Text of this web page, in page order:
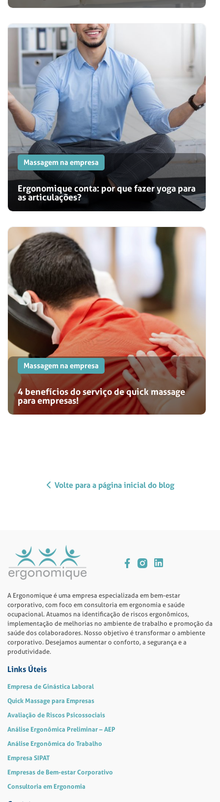
Massagem na empresa
Ergonomique conta: por que fazer yoga para
as articulações?
Massagem na empresa
4 benefícios do serviço de quick massage
para empresas!
Volte para a página inicial do blog
A Ergonomique é uma empresa especializada em bem-estar
corporativo, com foco em consultoria em ergonomia e saúde
ocupacional. Atuamos na identificação de riscos ergonômicos,
implementação de melhorias no ambiente de trabalho e promoção da
saúde dos colaboradores. Nosso objetivo é transformar o ambiente
corporativo. Desejamos aumentar o conforto, a segurança e a
produtividade.
Links Úteis
Empresa de Ginástica Laboral
Quick Massage para Empresas
Avaliação de Riscos Psicossociais
Análise Ergonômica Preliminar – AEP
Análise Ergonômica do Trabalho
Empresa SIPAT
Empresas de Bem-estar Corporativo
Consultoria em Ergonomia